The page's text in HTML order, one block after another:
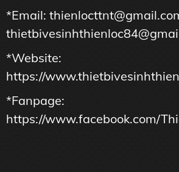
*Email:
*Website:
https://
*Fanpage:
https://www.facebook.com/